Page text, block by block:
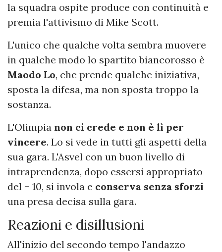
la squadra ospite produce con continuità e
premia l'attivismo di Mike Scott.
L'unico che qualche volta sembra muovere
in qualche modo lo spartito biancorosso è
Maodo Lo, che prende qualche iniziativa,
sposta la difesa, ma non sposta troppo la
sostanza.
L'Olimpia non ci crede e non è lì per
vincere. Lo si vede in tutti gli aspetti della
sua gara. L'Asvel con un buon livello di
intraprendenza, dopo essersi appropriato
del + 10, si invola e conserva senza sforzi
una presa decisa sulla gara.
Reazioni e disillusioni
All'inizio del secondo tempo l'andazzo